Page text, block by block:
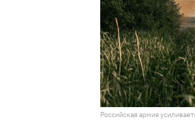
Российская армия